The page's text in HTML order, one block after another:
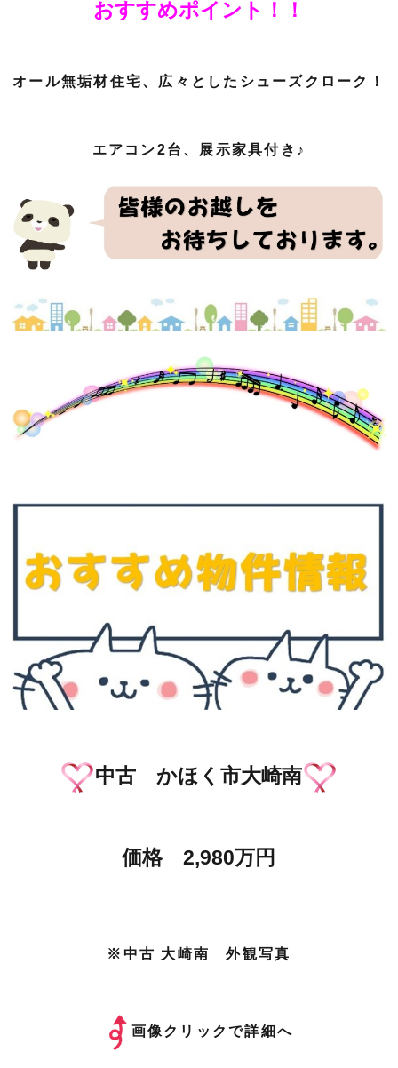
おすすめポイント！！
オール無垢材住宅、広々としたシューズクローク！
エアコン2台、展示家具付き♪
中古 かほく市大崎南
価格 2,980万円
※中古 大崎南 外観写真
画像クリックで詳細へ